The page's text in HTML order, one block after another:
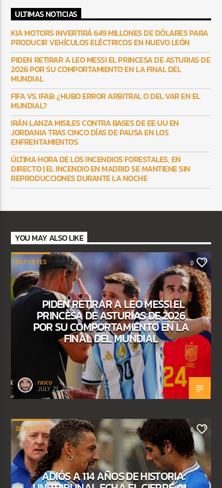
ULTIMAS NOTICIAS
KIA MOTORS INVERTIRÁ 649 MILLONES DE DÓLARES PARA
PRODUCIR VEHÍCULOS ELÉCTRICOS EN NUEVO LEÓN
PIDEN RETIRAR A LEO MESSI EL PRINCESA DE ASTURIAS DE
2026 POR SU COMPORTAMIENTO EN LA FINAL DEL
MUNDIAL
FIFA VS. IFAB: ¿HUBO ERROR ARBITRAL O DEL VAR EN EL
MUNDIAL?
IRÁN LANZA MISILES CONTRA BASES DE EE UU EN
JORDANIA TRAS CINCO DÍAS DE PAUSA EN LOS
ENFRENTAMIENTOS
ÚLTIMA HORA DE LOS INCENDIOS FORESTALES, EN
DIRECTO | EL INCENDIO EN MADRID SE MANTIENE SIN
REPRODUCCIONES DURANTE LA NOCHE
YOU MAY ALSO LIKE
DEPORTES 0
PIDEN RETIRAR A LEO MESSI EL
PRINCESA DE ASTURIAS DE 2026
POR SU COMPORTAMIENTO EN LA
FINAL DEL MUNDIAL
rasco
JULY 29, 2026
DEPORTES 0
ADIÓS A 114 AÑOS DE HISTORIA: